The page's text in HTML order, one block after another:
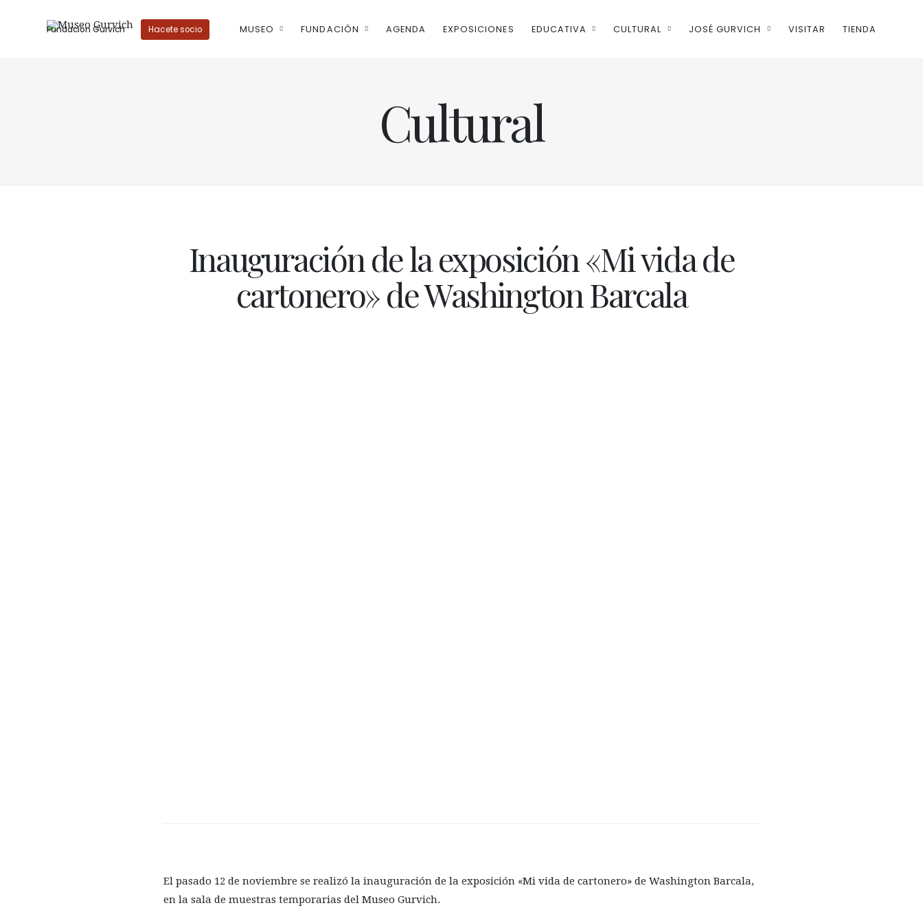
Fundación Gurvich Hacete socio MUSEO FUNDACIÓN AGENDA EXPOSICIONES EDUCATIVA CULTURAL JOSÉ GURVICH VISITAR TIENDA
Cultural
Inauguración de la exposición «Mi vida de
cartonero» de Washington Barcala
El pasado 12 de noviembre se realizó la inauguración de la exposición «Mi vida de cartonero» de Washington Barcala,
en la sala de muestras temporarias del Museo Gurvich.